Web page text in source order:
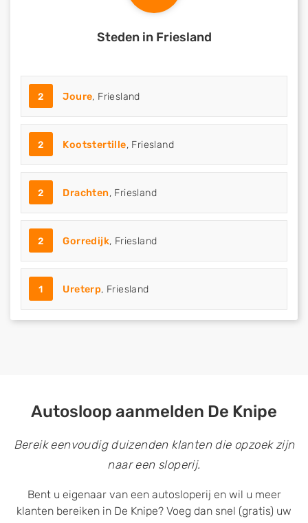
Steden in Friesland
2 Joure, Friesland
2 Kootstertille, Friesland
2 Drachten, Friesland
2 Gorredijk, Friesland
1 Ureterp, Friesland
Autosloop aanmelden De Knipe
Bereik eenvoudig duizenden klanten die opzoek zijn
naar een sloperij.
Bent u eigenaar van een autosloperij en wil u meer
klanten bereiken in De Knipe? Voeg dan snel (gratis) uw